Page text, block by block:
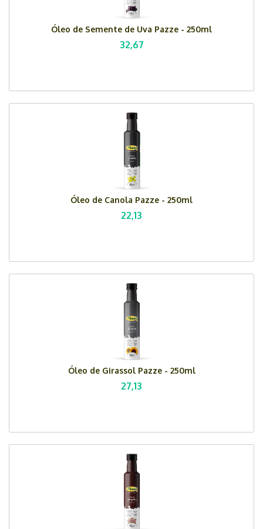
Óleo de Semente de Uva Pazze - 250ml
32,67
Óleo de Canola Pazze - 250ml
22,13
Óleo de Girassol Pazze - 250ml
27,13